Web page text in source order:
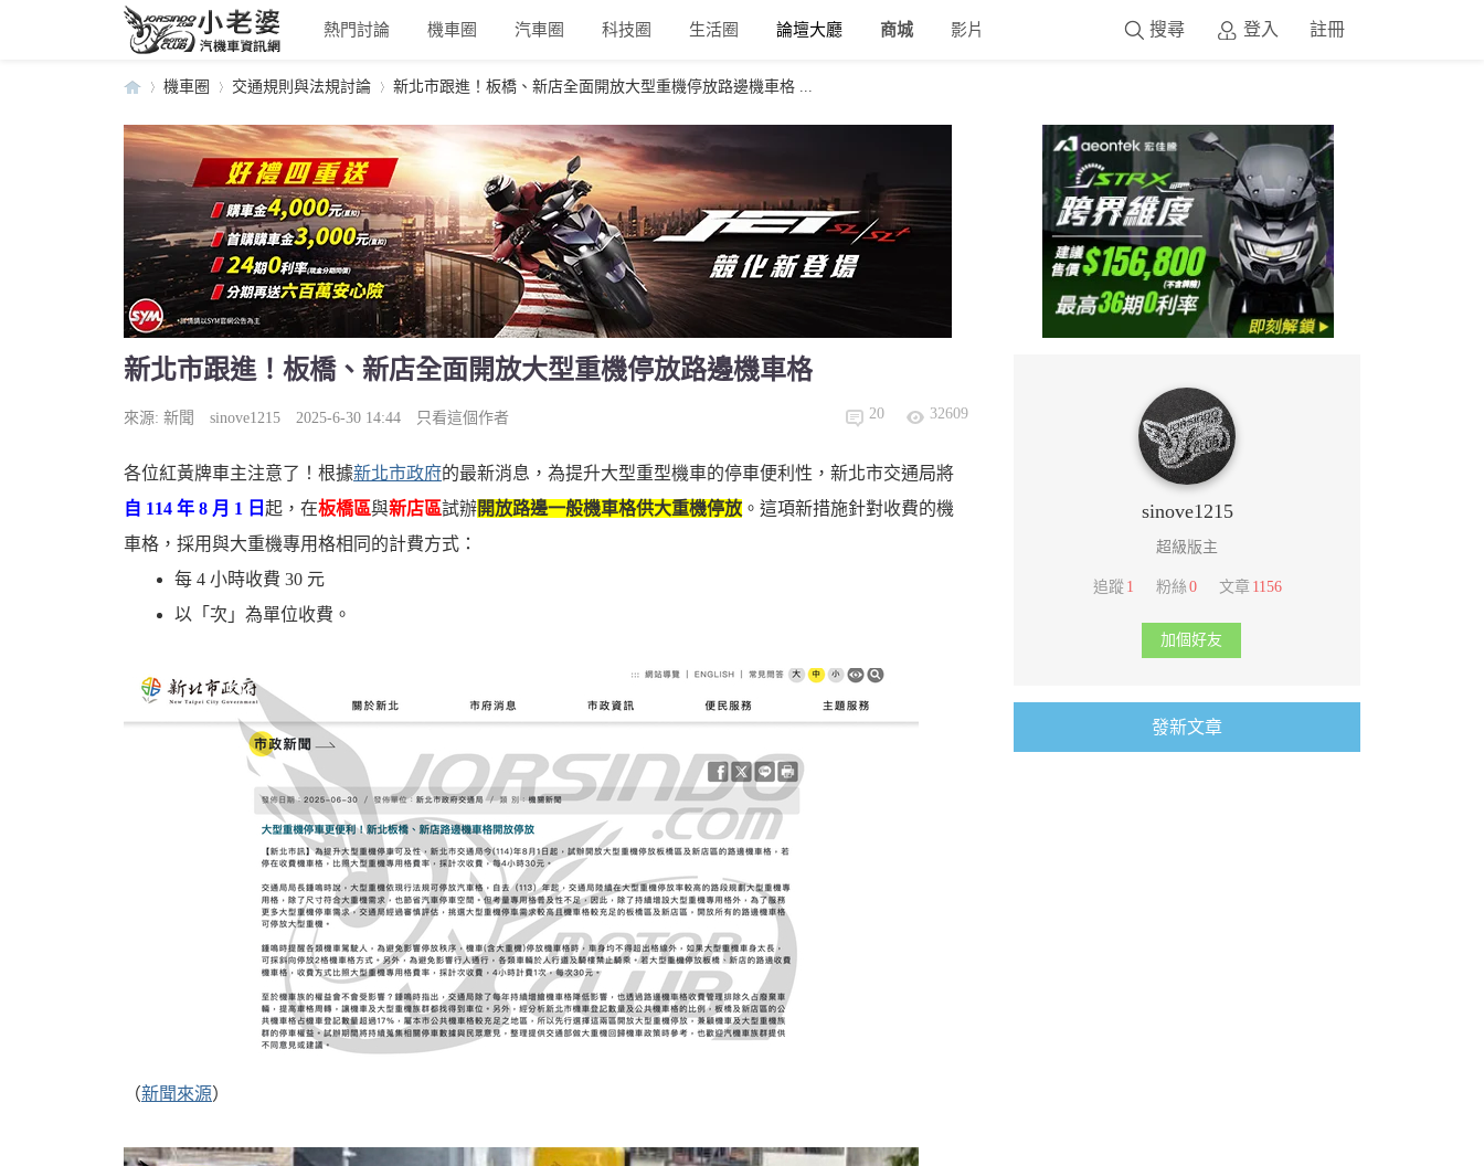
熱門討論 機車圈 汽車圈 科技圈 生活圈 論壇大廳 商城 影片 登入 註冊
搜尋
小›
機車圈
›
交通規則與法規討論 新北市跟進！板橋、新店全面開放大型重機停放路邊機車格 ...
新北市跟進！板橋、新店全面開放大型重機停放路邊機車格
來源: 新聞 sinove1215 2025-6-30 14:44 只看這個作者 20 32609
各位紅黃牌車主注意了！根據新北市政府的最新消息，為提升大型重型機車的停車便利性，新北市交通局將
自 114 年 8 月 1 日 起，在板橋區與新店區試辦開放路邊一般機車格供大重機停放 。這項新措施針對收費的機
車格，採用與大重機專用格相同的計費方式：
每 4 小時收費 30 元
以「次」為單位收費。
（新聞來源）
sinove1215
超級版主
追蹤 1 粉絲 0 文章 1156
加個好友
發新文章